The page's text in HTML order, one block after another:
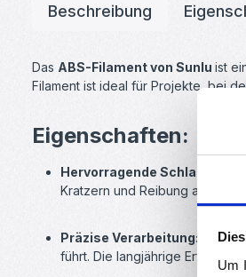
Um
Beschreibung
Das ABS-Filament von Sunlu ist
Filament ist ideal für Projekte, bei
Eigenschaften:
Hervorragende
Kratzern und Reibung aus.
Präzise Verarbeitung:
Mit
führt. Die langjährige